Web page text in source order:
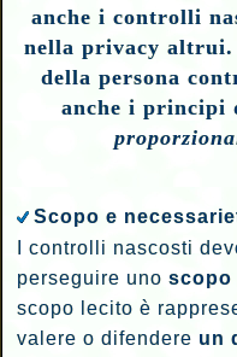
anche i controlli
nella privacy
della persona
anche i principi
Scopo e
I controlli nascosti
perseguire unoscopo
scopo lecito è
valere o difendere un